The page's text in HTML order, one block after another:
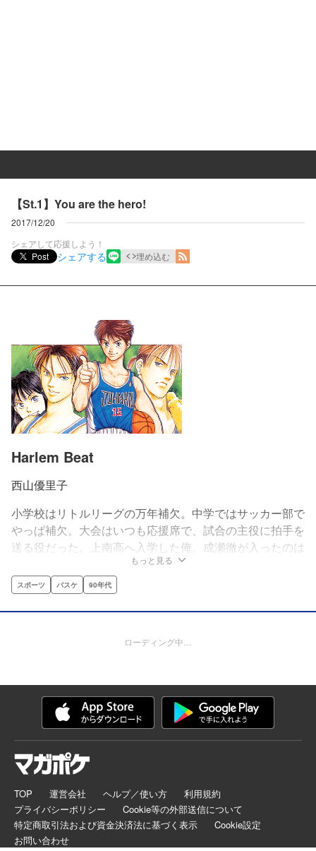
【St.1】You are the hero!
2017/12/20
シェアして応援しよう！
Post
シェアする 埋め込む
Harlem Beat
西山優里子
小学校はリトルリーグの万年補欠。中学ではサッカー部で
やっぱ補欠。大会はいつも応援席で、試合の主役に拍手を
送る役だった。上南高へ入学した俺、成瀬徹が入ったのは
今はやりのバスケ部。かっこいいシューズも買ったし、今
度こそ、と気合いを入れて臨んだ初日の練習で大失態。で
もそこで、先輩のものすごいプレ－を目にした俺は……。
ストリートバスケの世界に飛び込んだ徹を待ち受ける運命
もっと見る
スポーツ バスケ 90年代
ローディング中…
TOP 運営会社 ヘルプ／使い方
利用規約
プライバシーポリシー
Cookie等の外部送信について
特定商取引法および資金決済法に基づく表示
Cookie設定
お問い合わせ